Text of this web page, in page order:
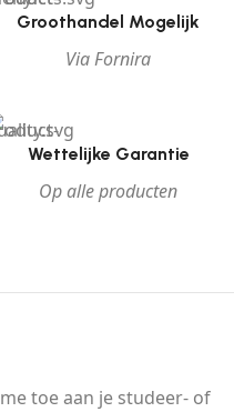
Groothandel Mogelijk
Via Fornira
Wettelijke Garantie
Op alle producten
toe aan je studeer- of